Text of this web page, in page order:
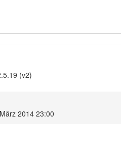
(v2)
2014 23:00